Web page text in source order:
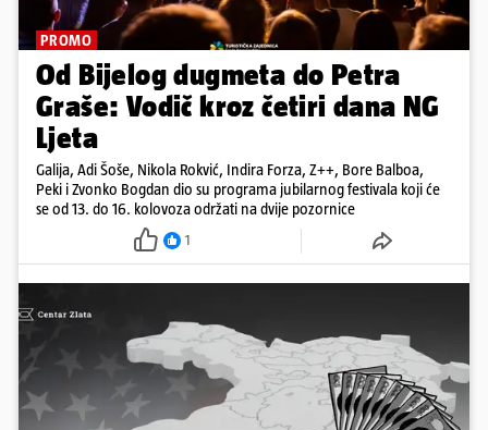
PROMO
Od Bijelog dugmeta do Petra
Graše: Vodič kroz četiri dana NG
Ljeta
Galija, Adi Šoše, Nikola Rokvić, Indira Forza, Z++, Bore Balboa,
Peki i Zvonko Bogdan dio su programa jubilarnog festivala koji će
se od 13. do 16. kolovoza održati na dvije pozornice
1